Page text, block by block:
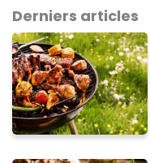
Derniers articles